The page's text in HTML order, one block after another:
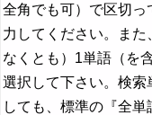
全角でも可）で区切っ
力してください。ま
なくとも）1単語（を
選択して下さい。検
しても、標準の『全単